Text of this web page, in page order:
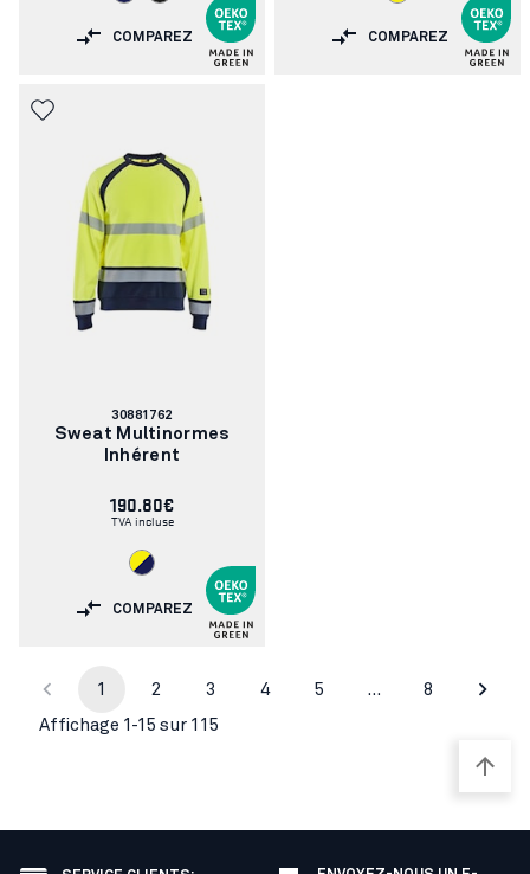
COMPAREZ COMPAREZ
Numéro
d'article:
30881762
Sweat Multinormes
Inhérent
190.80€
TVA incluse
COMPAREZ
1 2 3 4 5 … 8
Affichage 1-15 sur 115